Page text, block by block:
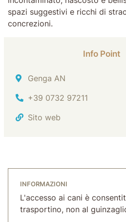
spazi suggestivi e ricchi di
concrezioni.
Info Point
Indirizzo
Genga AN
Tel.
+39 0732 97211
Sito web
INFORMAZIONI
L'accesso ai cani è
trasportino, non al